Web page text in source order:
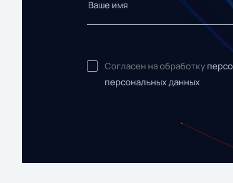
Согласен на обработку
персональных данных